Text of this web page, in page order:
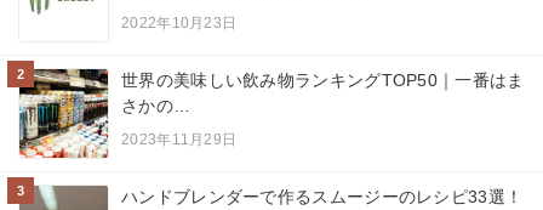
2022年10月23日
2
世界の美味しい飲み物ランキングTOP50｜一番はま
さかの…
2023年11月29日
3
ハンドブレンダーで作るスムージーのレシピ33選！